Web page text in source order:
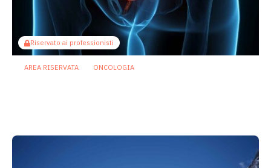
Riservato ai professionisti
AREA RISERVATA ONCOLOGIA